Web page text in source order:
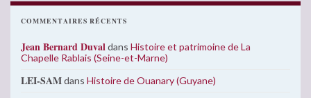
COMMENTAIRES RÉCENTS
Jean Bernard Duvaldans Histoire et patrimoine de La
Chapelle Rablais (Seine-et-Marne)
LEI-SAMdans Histoire de Ouanary (Guyane)